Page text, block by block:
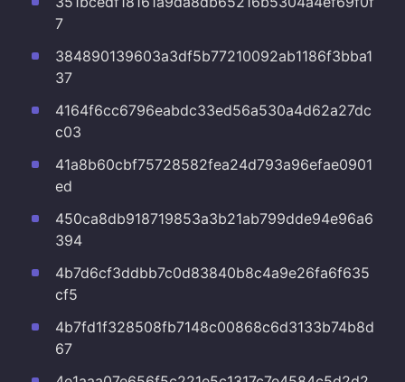
7
384890139603a3df5b77210092ab1186f3bba1
37
4164f6cc6796eabdc33ed56a530a4d62a27dc
c03
41a8b60cbf75728582fea24d793a96efae0901
ed
450ca8db918719853a3b21ab799dde94e96a6
394
4b7d6cf3ddbb7c0d83840b8c4a9e26fa6f635
cf5
4b7fd1f328508fb7148c00868c6d3133b74b8d
67